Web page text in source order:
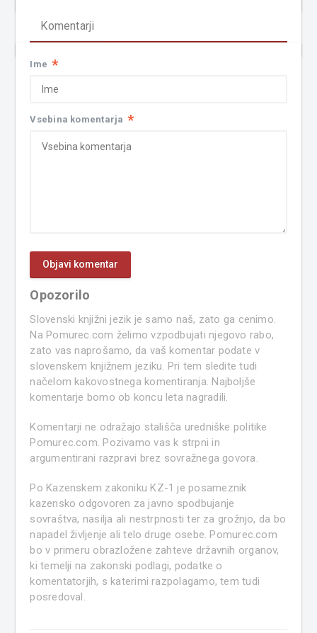
Komentarji
Ime *
Vsebina komentarja *
Opozorilo
Slovenski knjižni jezik je samo naš, zato ga cenimo.
Na Pomurec.com želimo vzpodbujati njegovo rabo,
zato vas naprošamo, da vaš komentar podate v
slovenskem knjižnem jeziku. Pri tem sledite tudi
načelom kakovostnega komentiranja. Najboljše
komentarje bomo ob koncu leta nagradili.
Komentarji ne odražajo stališča uredniške politike
Pomurec.com. Pozivamo vas k strpni in
argumentirani razpravi brez sovražnega govora.
Po Kazenskem zakoniku KZ-1 je posameznik
kazensko odgovoren za javno spodbujanje
sovraštva, nasilja ali nestrpnosti ter za grožnjo, da bo
napadel življenje ali telo druge osebe. Pomurec.com
bo v primeru obrazložene zahteve državnih organov,
ki temelji na zakonski podlagi, podatke o
komentatorjih, s katerimi razpolagamo, tem tudi
posredoval.